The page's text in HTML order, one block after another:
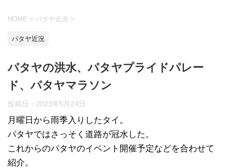
HOME > パタヤ近況 >
パタヤ近況
パタヤの洪水、パタヤプライドパレー
ド、パタヤマラソン
投稿日： 2023年5月24日
月曜日から雨季入りしたタイ。
パタヤではさっそく道路が冠水した。
これからのパタヤのイベント開催予定などを合わせて
紹介。